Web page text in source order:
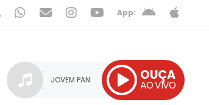
App:
JOVEM PAN OUÇA
AO VIVO